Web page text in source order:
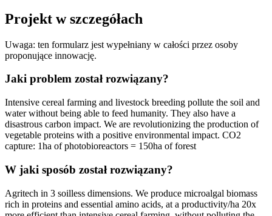
Projekt w szczegółach
Uwaga: ten formularz jest wypełniany w całości przez osoby
proponujące innowację.
Jaki problem został rozwiązany?
Intensive cereal farming and livestock breeding pollute the soil and
water without being able to feed humanity. They also have a
disastrous carbon impact. We are revolutionizing the production of
vegetable proteins with a positive environmental impact. CO2
capture: 1ha of photobioreactors = 150ha of forest
W jaki sposób został rozwiązany?
Agritech in 3 soilless dimensions. We produce microalgal biomass
rich in proteins and essential amino acids, at a productivity/ha 20x